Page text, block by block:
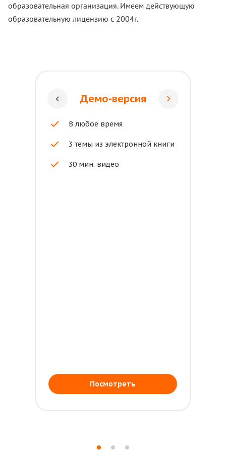
образовательная организация. Имеем действующую
образовательную лицензию с 2004г.
Демо-версия
В любое время
3 темы из электронной книги
30 мин. видео
Посмотреть